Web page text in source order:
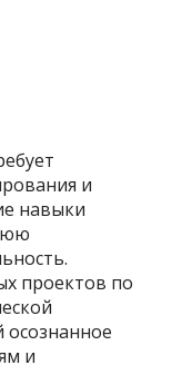
и
навыки
проектов по
и